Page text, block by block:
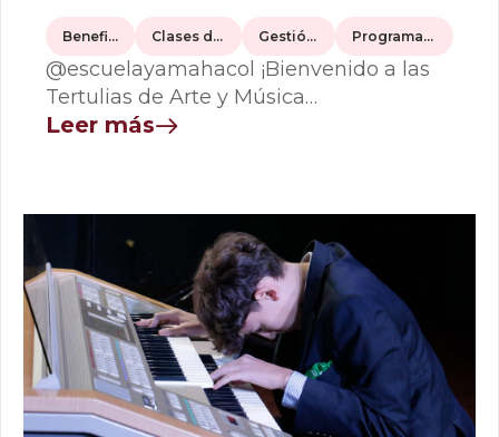
Beneficiarios Clases de Música Gestión social Programas Sociales
@escuelayamahacol ¡Bienvenido a las
Tertulias de Arte y Música…
Leer más